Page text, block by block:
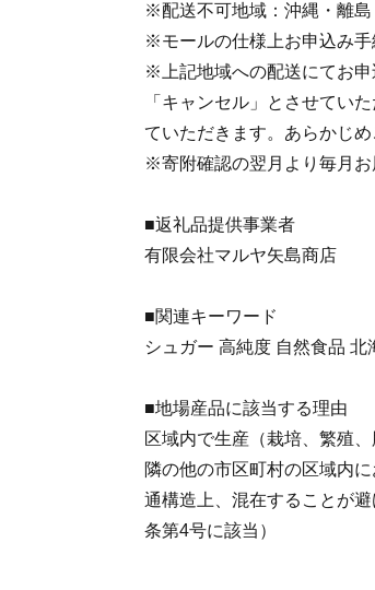
※配送不可地域：沖縄・離島
※モールの仕様上お申込み手
※上記地域への配送にてお
「キャンセル」とさせてい
ていただきます。あらかじめ
※寄附確認の翌月より毎月お
■返礼品提供事業者
有限会社マルヤ矢島商店
■関連キーワード
シュガー 高純度 自然食品 北
■地場産品に該当する理由
区域内で生産（栽培、繁殖
隣の他の市区町村の区域内
通構造上、混在することが
条第4号に該当）